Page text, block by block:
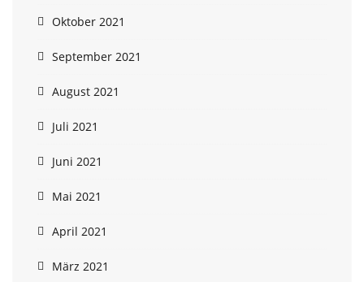
Oktober 2021
September 2021
August 2021
Juli 2021
Juni 2021
Mai 2021
April 2021
März 2021